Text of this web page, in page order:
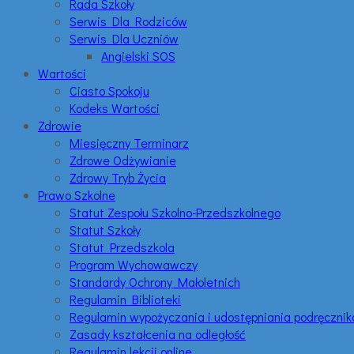
Rada Szkoły
Serwis Dla Rodziców
Serwis Dla Uczniów
Angielski SOS
Wartości
Ciasto Spokoju
Kodeks Wartości
Zdrowie
Miesięczny Terminarz
Zdrowe Odżywianie
Zdrowy Tryb Życia
Prawo Szkolne
Statut Zespołu Szkolno-Przedszkolnego
Statut Szkoły
Statut Przedszkola
Program Wychowawczy
Standardy Ochrony Małoletnich
Regulamin Biblioteki
Regulamin wypożyczania i udostępniania
Zasady kształcenia na odległość